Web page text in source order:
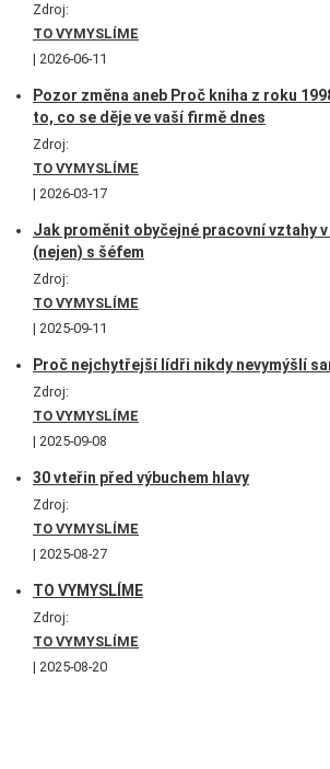
Zdroj:
TO VYMYSLÍME
2026-06-11
Pozor změna aneb Proč kniha z roku
to, co se děje ve vaší firmě dnes
Zdroj:
TO VYMYSLÍME
2026-03-17
Jak proměnit obyčejné pracovní vztahy
(nejen) s šéfem
Zdroj:
TO VYMYSLÍME
2025-09-11
Proč nejchytřejší lídři nikdy nevymýšlí
Zdroj:
TO VYMYSLÍME
2025-09-08
30 vteřin před výbuchem hlavy
Zdroj:
TO VYMYSLÍME
2025-08-27
TO VYMYSLÍME
Zdroj:
TO VYMYSLÍME
2025-08-20